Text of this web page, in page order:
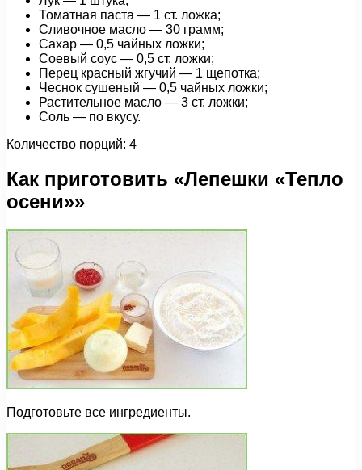
Томатная паста — 1 ст. ложка;
Сливочное масло — 30 грамм;
Сахар — 0,5 чайных ложки;
Соевый соус — 0,5 ст. ложки;
Перец красный жгучий — 1 щепотка;
Чеснок сушеный — 0,5 чайных ложки;
Растительное масло — 3 ст. ложки;
Соль — по вкусу.
Количество порций: 4
Как приготовить «Лепешки «Тепло
осени»»
Подготовьте все ингредиенты.